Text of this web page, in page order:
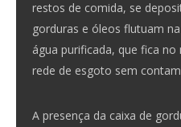
restos de comida, se
gorduras e óleos flutuam
água purificada, que fica
rede de esgoto sem
A presença da caixa de